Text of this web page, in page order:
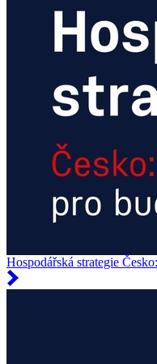
Hospodářská strategie